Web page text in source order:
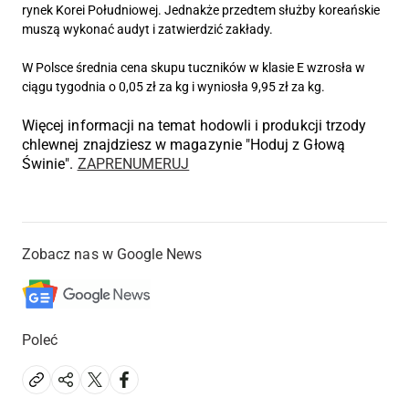
rynek Korei Południowej. Jednakże przedtem służby koreańskie
muszą wykonać audyt i zatwierdzić zakłady.
W Polsce średnia cena skupu tuczników w klasie E wzrosła w
ciągu tygodnia o 0,05 zł za kg i wyniosła 9,95 zł za kg.
Więcej informacji na temat hodowli i produkcji trzody
chlewnej znajdziesz w magazynie "Hoduj z Głową
Świnie". ZAPRENUMERUJ
Zobacz nas w Google News
Poleć